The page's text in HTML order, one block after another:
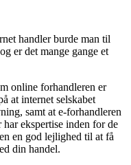
handler burde man til
er det mange gange et
online forhandleren er
at internet selskabet
samt at e-forhandleren
ekspertise inden for de
en god lejlighed til at få
din handel.